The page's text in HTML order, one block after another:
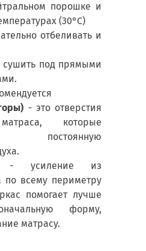
порошке и
(30°С)
отбеливать и
сушить под прямыми
- это отверстия
которые
постоянную
усиление из
по всему периметру
помогает лучше
форму,
матрасу.